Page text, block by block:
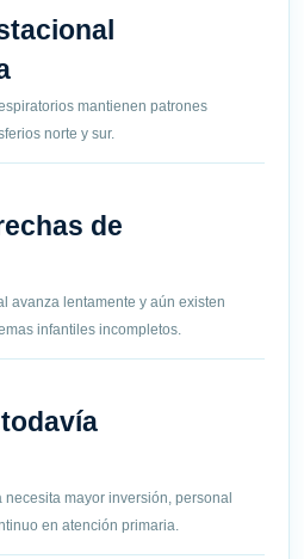
mantienen patrones
norte y sur.
de
avanza lentamente y aún existen
infantiles incompletos.
mayor inversión, personal
en atención primaria.